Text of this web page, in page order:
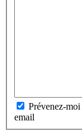
Prévenez-
email